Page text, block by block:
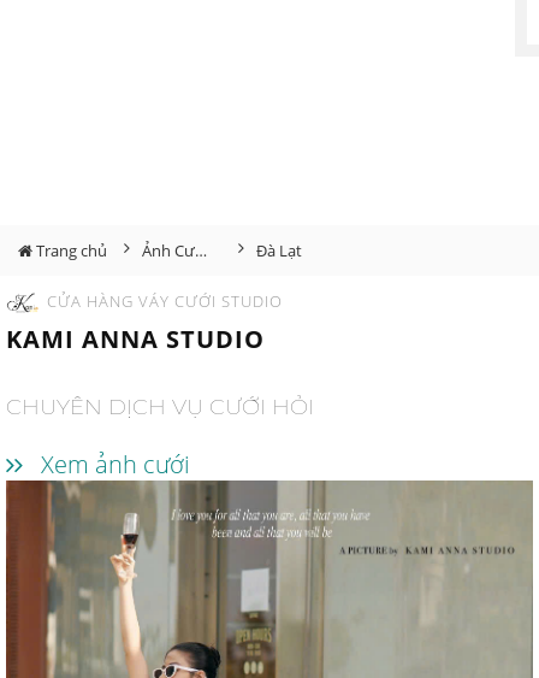
Trang chủ Ảnh Cưới Đà Lạt Đà Lạt
CỬA HÀNG VÁY CƯỚI STUDIO
KAMI ANNA STUDIO
CHUYÊN DỊCH VỤ CƯỚI HỎI
Xem ảnh cưới